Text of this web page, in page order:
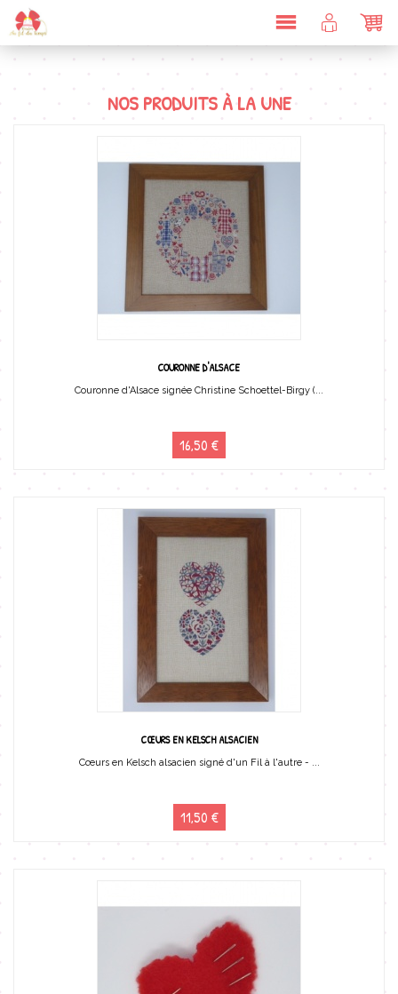
DÉPLIER
LA
NAVIGATION
COMPTE
CLIENT
NOS PRODUITS À LA UNE
COURONNE D'ALSACE
Couronne d'Alsace signée Christine Schoettel-Birgy (...
16,50 €
CŒURS EN KELSCH ALSACIEN
Cœurs en Kelsch alsacien signé d'un Fil à l'autre - ...
11,50 €